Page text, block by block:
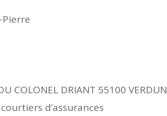
Pierre
COLONEL DRIANT 55100 VERDUN
d’assurances